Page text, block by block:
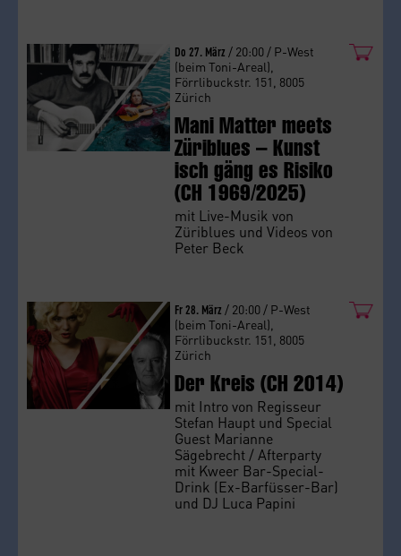
Do 27. März / 20:00 / P-West
(beim Toni-Areal),
Förrlibuckstr. 151, 8005
Zürich
Mani Matter meets
Züriblues – Kunst
isch gäng es Risiko
(CH 1969/2025)
mit Live-Musik von
Züriblues und Videos von
Peter Beck
Fr 28. März / 20:00 / P-West
(beim Toni-Areal),
Förrlibuckstr. 151, 8005
Zürich
Der Kreis (CH 2014)
mit Intro von Regisseur
Stefan Haupt und Special
Guest Marianne
Sägebrecht / Afterparty
mit Kweer Bar-Special-
Drink (Ex-Barfüsser-Bar)
und DJ Luca Papini